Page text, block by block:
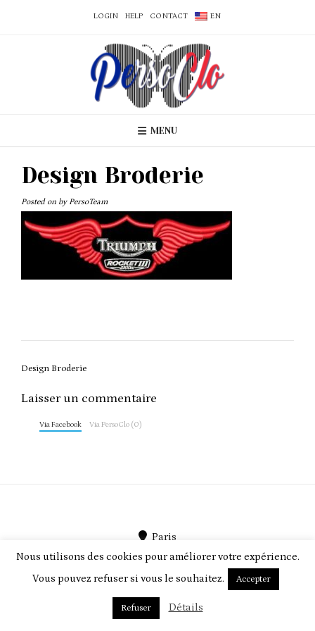
LOGIN HELP CONTACT EN
MENU
Design Broderie
Posted on by PersoTeam
Post
Design Broderie
Laisser un commentaire
Via Facebook Via PersoClo (0)
Paris
PersoClo par PEEGMO
TERMS & CONDITIONS
Nous utilisons des cookies pour améliorer votre expérience.
Vous pouvez refuser si vous le souhaitez.
Accepter
Refuser Détails